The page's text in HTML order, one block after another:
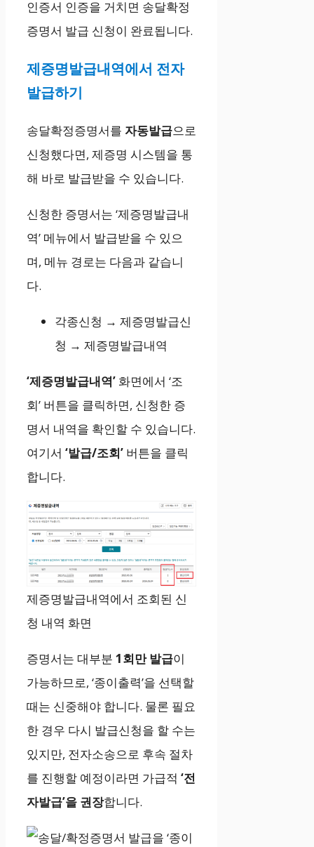
인증서 인증을 거치면 송달확정
증명서 발급 신청이 완료됩니다.
제증명발급내역에서 전자
발급하기
송달확정증명서를 자동발급으로
신청했다면, 제증명 시스템을 통
해 바로 발급받을 수 있습니다.
신청한 증명서는 ‘제증명발급내
역’ 메뉴에서 발급받을 수 있으
며, 메뉴 경로는 다음과 같습니
다.
각종신청 → 제증명발급신
청 → 제증명발급내역
‘제증명발급내역’ 화면에서 ‘조
회’ 버튼을 클릭하면, 신청한 증
명서 내역을 확인할 수 있습니다.
여기서 ‘발급/조회’ 버튼을 클릭
합니다.
제증명발급내역에서 조회된 신
청 내역 화면
증명서는 대부분 1회만 발급이
가능하므로, ‘종이출력’을 선택할
때는 신중해야 합니다. 물론 필요
한 경우 다시 발급신청을 할 수는
있지만, 전자소송으로 후속 절차
를 진행할 예정이라면 가급적 ‘전
자발급’을 권장합니다.